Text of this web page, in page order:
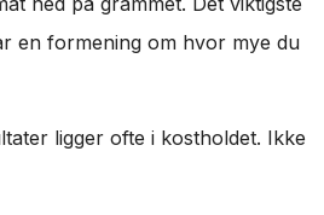
en formening om hvor mye du
ligger ofte i kostholdet. Ikke